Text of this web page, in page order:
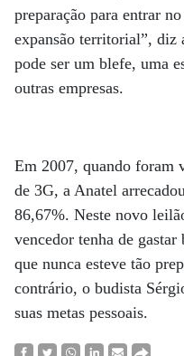
preparação para entrar
expansão territorial”, diz
pode ser um blefe, uma
outras empresas.
Em 2007, quando foram
de 3G, a Anatel
86,67%. Neste novo
vencedor tenha de
que nunca esteve tão
contrário, o budista
suas metas pessoais.